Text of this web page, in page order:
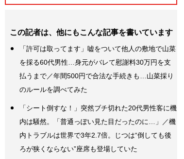
この記者は、他にもこんな記事を書いています
「許可は取ってます」嘘をついて他人の敷地で山菜
を採る60代男性…身元がバレて慰謝料30万円を支
払うまで／年間500円で合法な手続きも…山菜採り
のルールを調べてみた
「シート倒すな！」突然ブチ切れた20代男性客に機
内は騒然。「普通っぽい見た目だったのに…」／機
内トラブルは世界で3年2.7倍。じつは“倒しても後
ろが狭くならない”座席も登場していた